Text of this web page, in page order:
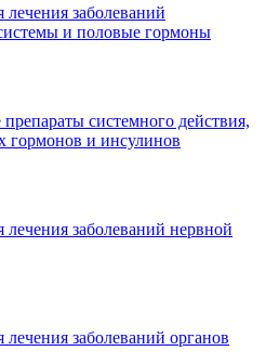
заболеваний
и половые гормоны
системного действия,
гормонов и инсулинов
лечения заболеваний нервной
заболеваний органов